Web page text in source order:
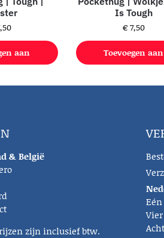
aan
Is Tough
€7,50
Toevoegen aan
& België
zijn inclusief btw.